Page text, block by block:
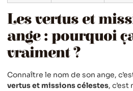
Les vertus et
ange : pourquoi
vraiment ?
Connaître le nom de son ange,
vertus et missions célestes, c’est